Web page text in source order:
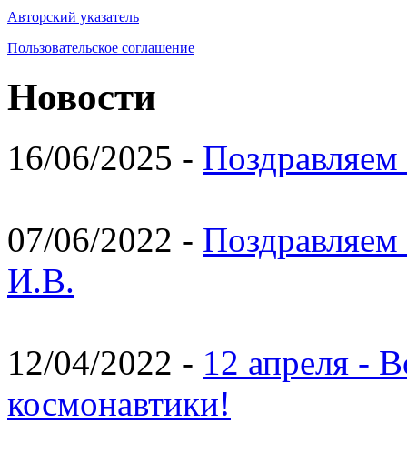
Авторский указатель
Пользовательское соглашение
Новости
16/06/2025 -
07/06/2022 -
И.В.
12/04/2022 - 12 апреля -
космонавтики!